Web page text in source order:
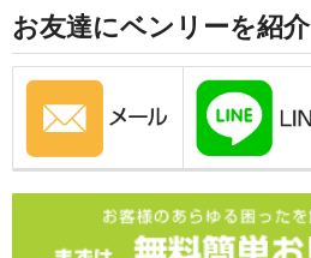
お友達にベンリーを紹介